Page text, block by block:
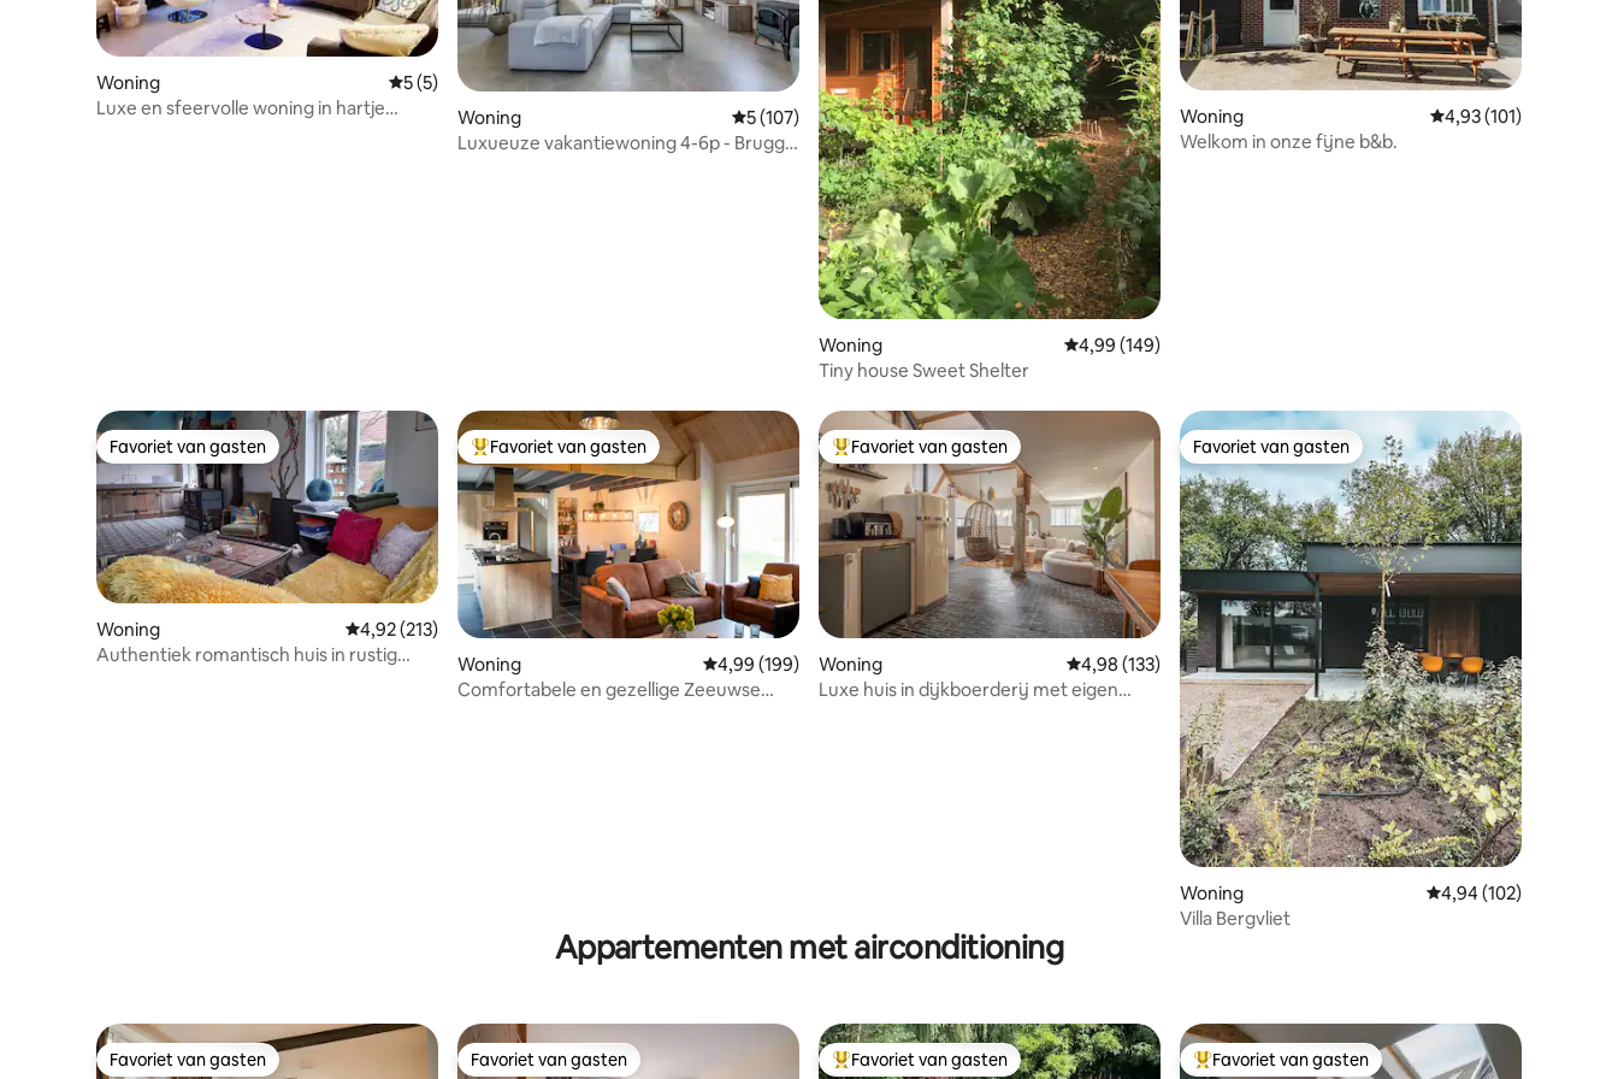
Woning Gemiddelde beoordeling van 5 op 5, 5 recensies
5 (5)
Luxe en sfeervolle woning in hartje
Woning Gemiddelde beoordeling van 5 op 5, 107 recensies
5 (107)
Luxueuze vakantiewoning 4-6p - Brugge
Woning Gemiddelde beoordeling van 4,99 op 5, 149 recensies
4,99 (149)
Tiny house Sweet Shelter
Woning Gemiddelde
4,93 (101)
Welkom in onze fijne b&b.
Favoriet van gasten
Favoriet van gasten
Woning Gemiddelde beoordeling van 4,92 op 5, 213 recensies
4,92 (213)
Authentiek romantisch huis in rustig
Topfavoriet van gasten
Favoriet van gasten
Woning Gemiddelde beoordeling van 4,99 op 5, 199 recensies
4,99 (199)
Comfortabele en gezellige Zeeuwse
Topfavoriet van gasten
Favoriet van gasten
Woning Gemiddelde beoordeling van 4,98 op 5, 133 recensies
4,98 (133)
Luxe huis in dijkboerderij met eigen
Favoriet van gasten
Favoriet van gasten
Woning Gemiddelde
4,94 (102)
Villa Bergvliet
Appartementen met airconditioning
Favoriet van gasten
Favoriet van gasten Favoriet van gasten
Favoriet van gasten Topfavoriet van gasten
Favoriet van gasten Topfavoriet van gasten
Favoriet van gasten